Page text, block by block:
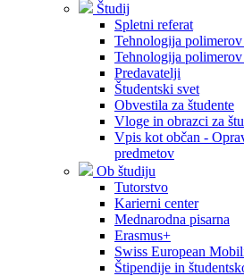
Študij
Spletni referat
Tehnologija
Tehnologija
Predavatelji
Študentski svet
Obvestila za študente
Vloge in obrazci za
Vpis kot občan -
predmetov
Ob študiju
Tutorstvo
Karierni center
Mednarodna pisarna
Erasmus+
Swiss European
Štipendije in